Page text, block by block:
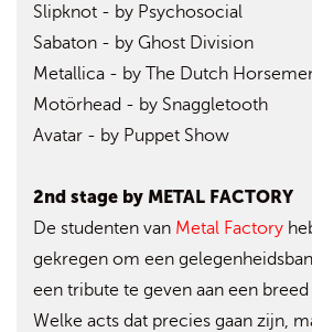
Slipknot - by Psychosocial
Sabaton - by Ghost Division
Metallica - by The Dutch
Motörhead - by Snaggletooth
Avatar - by Puppet Show
2nd stage by METAL FACTORY
De studenten van Metal Factory
gekregen om een
een tribute te geven aan een
Welke acts dat precies gaan zijn,